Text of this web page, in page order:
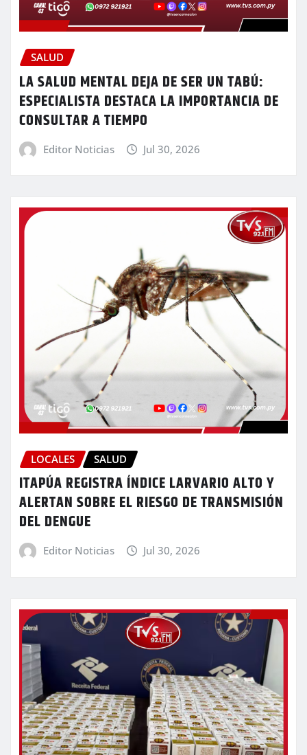
SALUD
LA SALUD MENTAL DEJA DE SER UN TABÚ:
ESPECIALISTA DESTACA LA IMPORTANCIA DE
CONSULTAR A TIEMPO
Editor Noticias Jul 30, 2026
LOCALES SALUD
ITAPÚA REGISTRA ÍNDICE LARVARIO ALTO Y
ALERTAN SOBRE EL RIESGO DE TRANSMISIÓN
DEL DENGUE
Editor Noticias Jul 30, 2026